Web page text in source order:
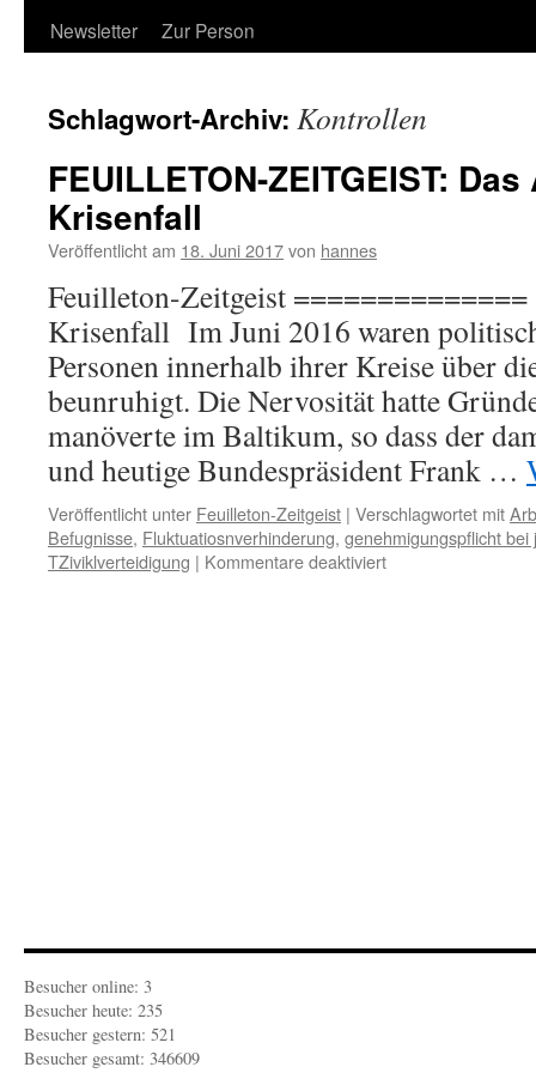
Newsletter
Zur Person
Schlagwort-Archiv: Kontrollen
FEUILLETON-ZEITGEIST:
Krisenfall
Veröffentlicht am 18. Juni 2017von hannes
Feuilleton-Zeitgeist
Krisenfall Im Juni 2016 waren
Personen innerhalb ihrer Kreise über
beunruhigt. Die Nervosität hatte
manöverte im Baltikum, so dass der
und heutige Bundespräsident Frank …
Veröffentlicht unter Feuilleton-Zeitgeist | Verschlagwortet mit
Befugnisse, Fluktuatiosnverhinderung, genehmigungspflicht bei
TZiviklverteidigung | Kommentare deaktiviertfür
Besucher online: 3
Besucher heute: 235
Besucher gestern: 521
Besucher gesamt: 346609